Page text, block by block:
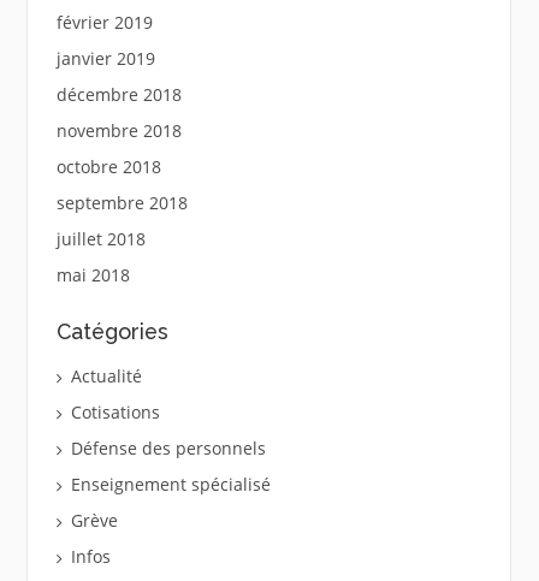
février 2019
janvier 2019
décembre 2018
novembre 2018
octobre 2018
septembre 2018
juillet 2018
mai 2018
Catégories
Actualité
Cotisations
Défense des personnels
Enseignement spécialisé
Grève
Infos